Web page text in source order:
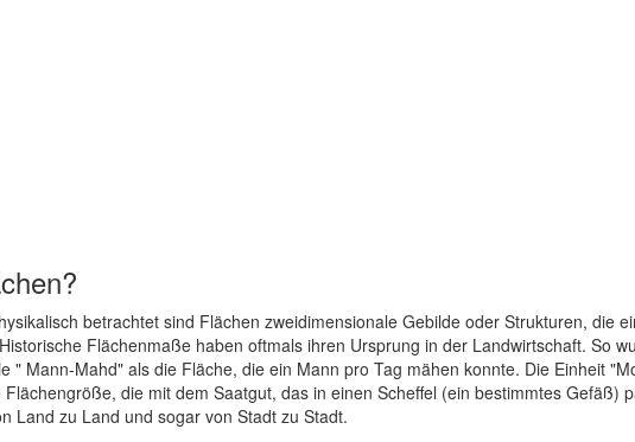
betrachtet sind Flächen zweidimensionale Gebilde oder Strukturen, die
Flächenmaße haben oftmals ihren Ursprung in der Landwirtschaft. So
" Mann-Mahd" als die Fläche, die ein Mann pro Tag mähen konnte. Die Einheit
Flächengröße, die mit dem Saatgut, das in einen Scheffel (ein bestimmtes
Land zu Land und sogar von Stadt zu Stadt.